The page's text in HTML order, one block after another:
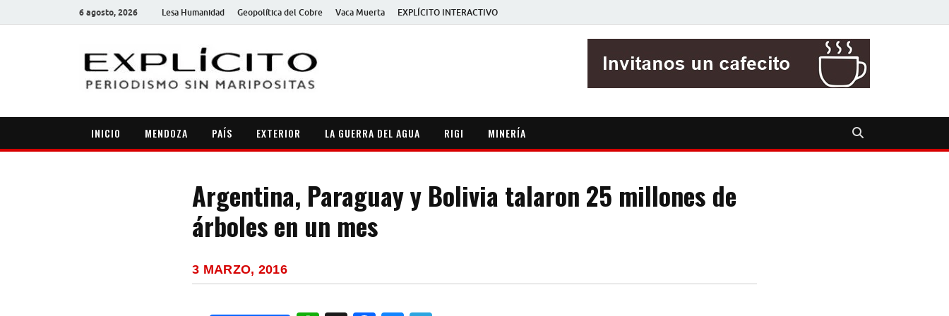
6 agosto, 2026 Lesa Humanidad Geopolítica del Cobre Vaca Muerta EXPLÍCITO INTERACTIVO
INICIO MENDOZA PAÍS EXTERIOR LA GUERRA DEL AGUA RIGI MINERÍA
Argentina, Paraguay y Bolivia talaron 25 millones de
árboles en un mes
3 MARZO, 2016